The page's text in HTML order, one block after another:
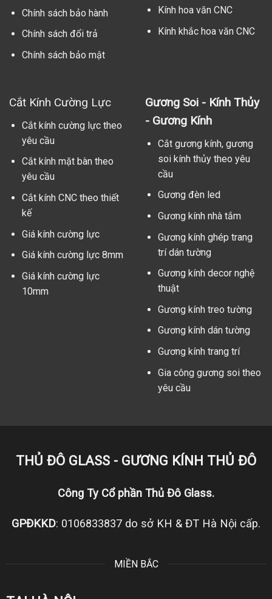
Chính sách bảo hành
Chính sách đổi trả
Chính sách bảo mật
Kính hoa văn CNC
Kính khắc hoa văn CNC
Cắt Kính Cường Lực
Cắt kính cường lực theo
yêu cầu
Cắt kính mặt bàn theo
yêu cầu
Cắt kính CNC theo thiết
kế
Giá kính cường lực
Giá kính cường lực 8mm
Giá kính cường lực
10mm
Gương Soi - Kính Thủy
- Gương Kính
Cắt gương kính, gương
soi kính thủy theo yêu
cầu
Gương đèn led
Gương kính nhà tắm
Gương kính ghép trang
trí dán tường
Gương kính decor nghệ
thuật
Gương kính treo tường
Gương kính dán tường
Gương kính trang trí
Gia công gương soi theo
yêu cầu
THỦ ĐÔ GLASS - GƯƠNG KÍNH THỦ ĐÔ
Công Ty Cổ phần Thủ Đô Glass.
GPĐKKD: 0106833837 do sở KH & ĐT Hà Nội cấp.
MIỀN BẮC